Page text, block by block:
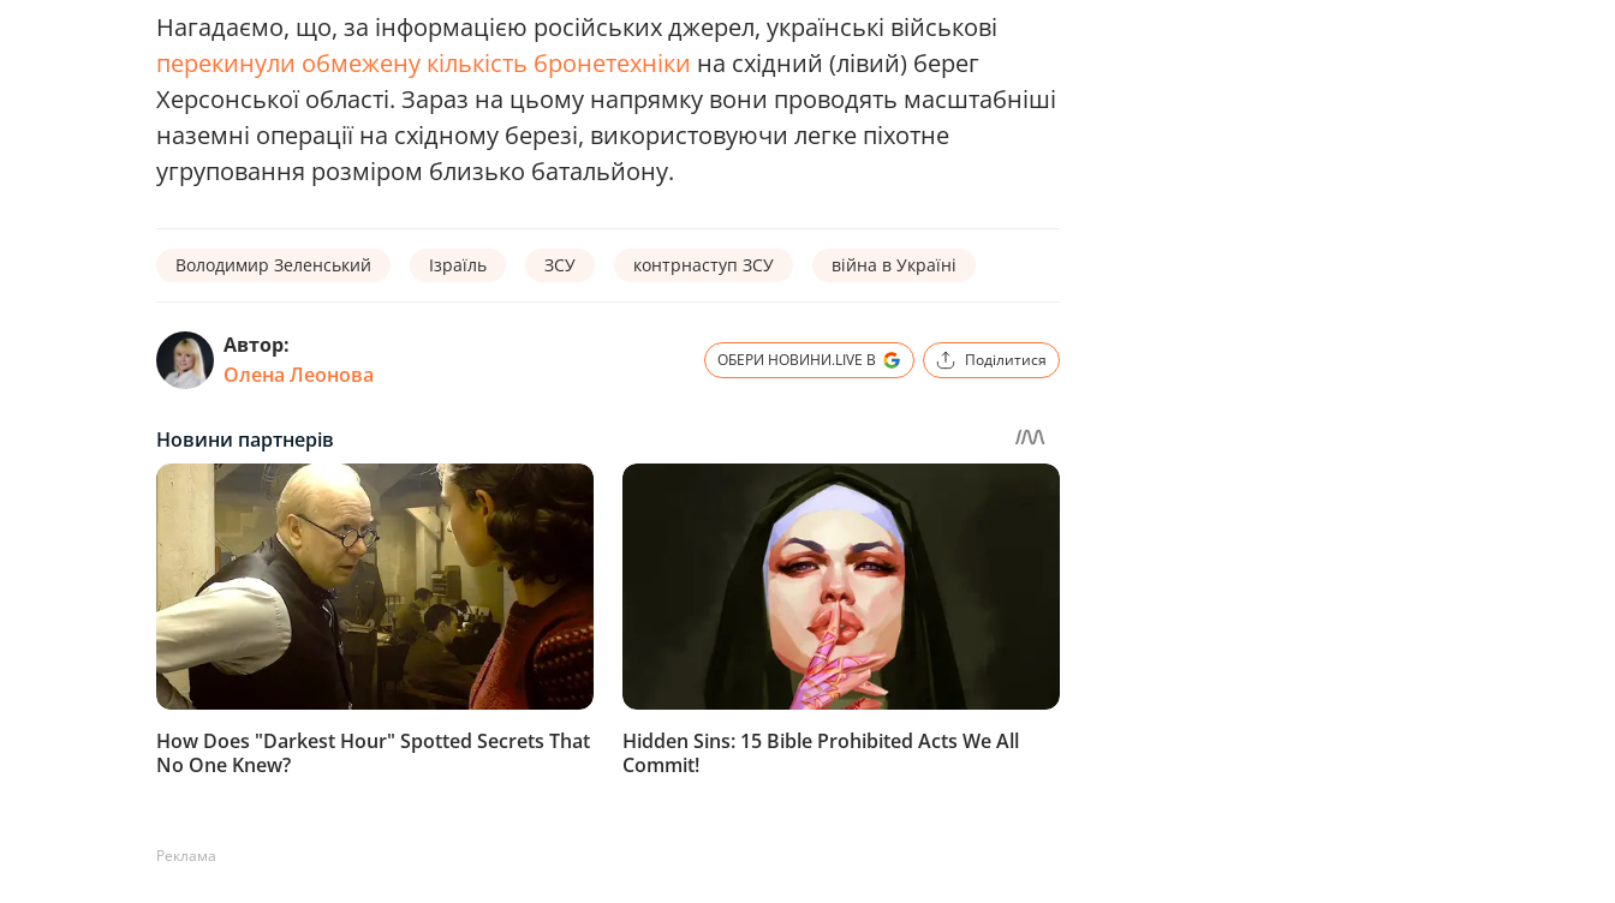
Нагадаємо, що, за інформацією російських джерел, українські військові
перекинули обмежену кількість бронетехніки на східний (лівий) берег
Херсонської області. Зараз на цьому напрямку вони проводять масштабніші
наземні операції на східному березі, використовуючи легке піхотне
угруповання розміром близько батальйону.
Володимир Зеленський Ізраїль ЗСУ контрнаступ ЗСУ війна в Україні
Автор:
Олена Леонова
ОБЕРИ НОВИНИ.LIVE В Поділитися
Реклама